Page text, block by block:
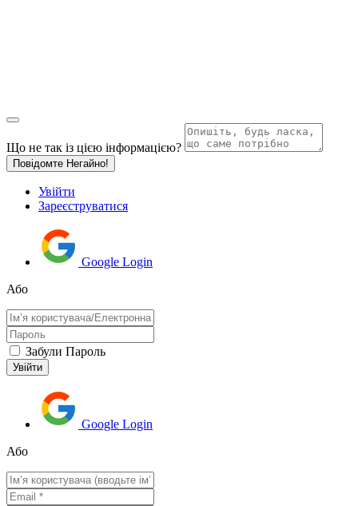
Що не так із цією інформацією?
Повідомте Негайно!
Увійти
Зареєструватися
Google Login
Або
Забули Пароль
Google Login
Або